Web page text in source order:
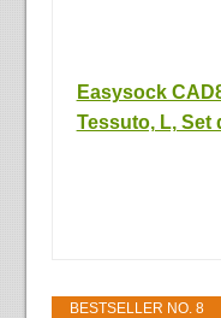
Easysock
Tessuto, L, Set
BESTSELLER NO. 8